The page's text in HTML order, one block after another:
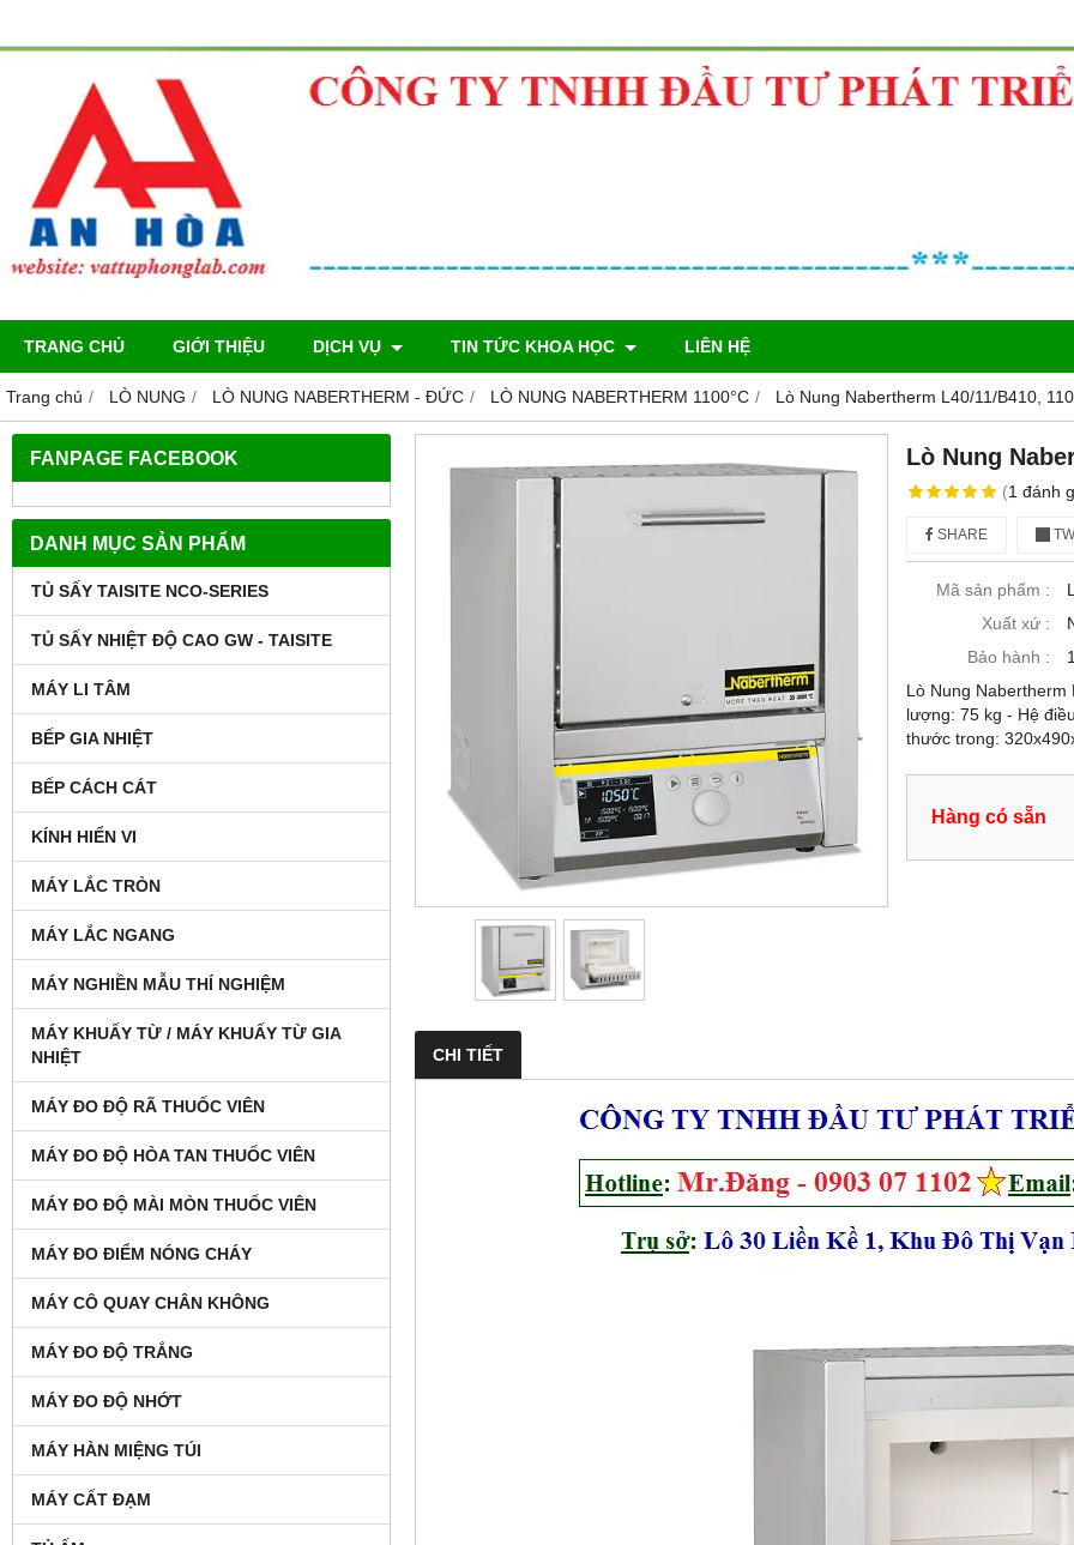
TRANG CHỦ GIỚI THIỆU DỊCH VỤ TIN TỨC KHOA HỌC LIÊN HỆ
Trang chủ LÒ NUNG LÒ NUNG NABERTHERM - ĐỨC LÒ NUNG NABERTHERM 1100°C Lò Nung Nabertherm L40/11/B410,
FANPAGE FACEBOOK
DANH MỤC SẢN PHẨM
TỦ SẤY TAISITE NCO-SERIES
TỦ SẤY NHIỆT ĐỘ CAO GW - TAISITE
MÁY LI TÂM
BẾP GIA NHIỆT
BẾP CÁCH CÁT
KÍNH HIỂN VI
MÁY LẮC TRÒN
MÁY LẮC NGANG
MÁY NGHIỀN MẪU THÍ NGHIỆM
MÁY KHUẤY TỪ / MÁY KHUẤY TỪ GIA
NHIỆT
MÁY ĐO ĐỘ RÃ THUỐC VIÊN
MÁY ĐO ĐỘ HÒA TAN THUỐC VIÊN
MÁY ĐO ĐỘ MÀI MÒN THUỐC VIÊN
MÁY ĐO ĐIỂM NÓNG CHÁY
MÁY CÔ QUAY CHÂN KHÔNG
MÁY ĐO ĐỘ TRẮNG
MÁY ĐO ĐỘ NHỚT
MÁY HÀN MIỆNG TÚI
MÁY CẤT ĐẠM
Lò Nung
(1đánh
SHARE
Mã sản phẩm :
Xuất xứ :
Bảo hành :
Lò Nung
lượng: 75 kg - Hệ
thước trong:
Hàng có sẵn
CHI TIẾT